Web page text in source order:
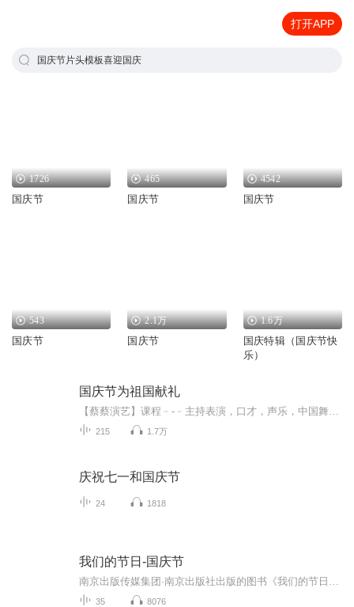
打开APP
国庆节片头模板喜迎国庆
1726
国庆节
465
国庆节
4542
国庆节
543
国庆节
2.1万
国庆节
1.6万
国庆特辑（国庆节快
乐）
国庆节为祖国献礼
215 1.7万
庆祝七一和国庆节
24 1818
我们的节日-国庆节
35 8076